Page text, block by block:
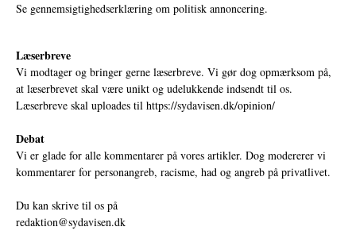
Se gennemsigtighedserklæring om politisk annoncering.
Læserbreve
Vi modtager og bringer gerne læserbreve. Vi gør dog opmærksom på,
at læserbrevet skal være unikt og udelukkende indsendt til os.
Læserbreve skal uploades til https://sydavisen.dk/opinion/
Debat
Vi er glade for alle kommentarer på vores artikler. Dog modererer vi
kommentarer for personangreb, racisme, had og angreb på privatlivet.
Du kan skrive til os på
redaktion@sydavisen.dk